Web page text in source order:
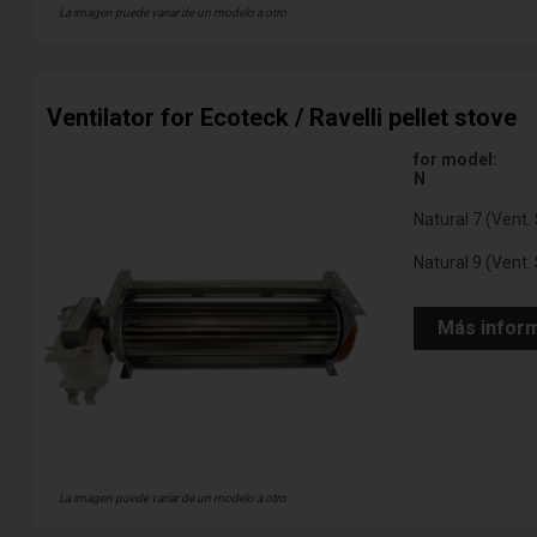
La imagen puede variar de un modelo a otro
Ventilator for Ecoteck / Ravelli pellet stove
La imagen puede variar de un modelo a otro
for model:
N
Natural 7 (Vent.
Natural 9 (Vent.
Más